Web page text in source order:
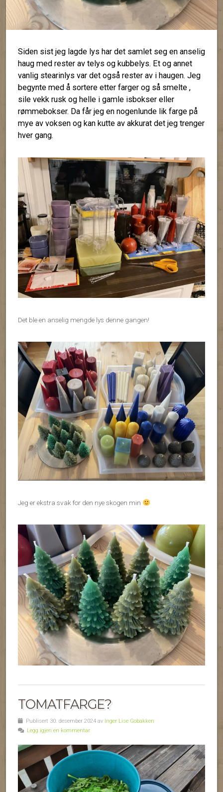
Siden sist jeg lagde lys har det samlet seg en anselig
haug med rester av telys og kubbelys. Et og annet
vanlig stearinlys var det også rester av i haugen. Jeg
begynte med å sortere etter farger og så smelte ,
sile vekk rusk og helle i gamle isbokser eller
rømmebokser. Da får jeg en nogenlunde lik farge på
mye av voksen og kan kutte av akkurat det jeg trenger
hver gang.
Det ble en anselig mengde lys denne gangen!
Jeg er ekstra svak for den nye skogen min
TOMATFARGE?
Publisert 30. desember 2024 av Inger Lise Gobakken
Legg igjen en kommentar